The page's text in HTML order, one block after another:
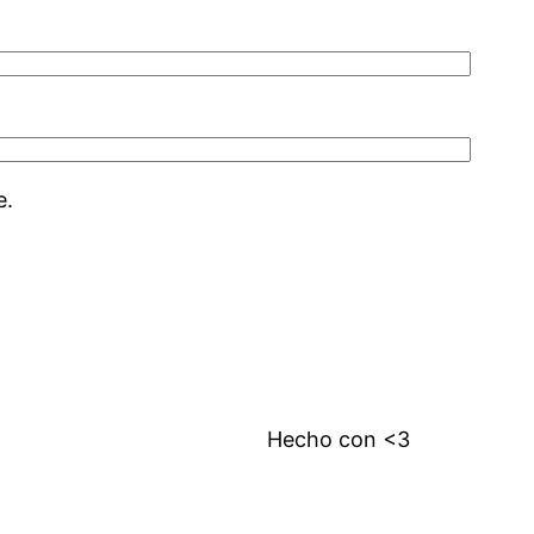
Hecho con <3